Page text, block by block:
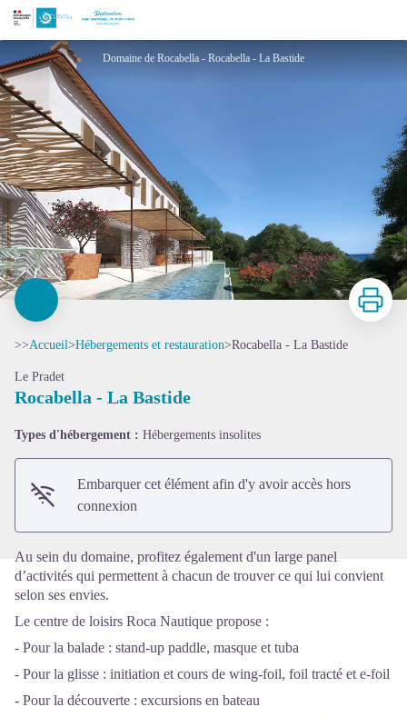
Rocabella - La Bastide
Domaine de Rocabella - Rocabella - La Bastide
Voir l'image en plein écran
Imprimer
>>Accueil>Hébergements et restauration>Rocabella - La Bastide
Le Pradet
Rocabella - La Bastide
Types d'hébergement : Hébergements insolites
Embarquer cet élément afin d'y avoir accès hors
connexion
Au sein du domaine, profitez également d'un large panel
d’activités qui permettent à chacun de trouver ce qui lui convient
selon ses envies.
Le centre de loisirs Roca Nautique propose :
- Pour la balade : stand-up paddle, masque et tuba
- Pour la glisse : initiation et cours de wing-foil, foil tracté et e-foil
- Pour la découverte : excursions en bateau